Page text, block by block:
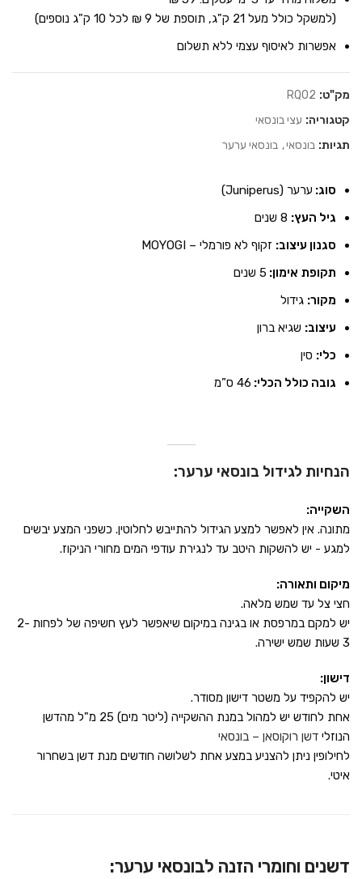
(למשקל כולל מעל 21 ק"ג, תוספת של 9 ₪ לכל 10 ק"ג נוספים)
אפשרות לאיסוף עצמי ללא תשלום
מק"ט: RQ02
קטגוריה: עצי בונסאי
תגיות: בונסאי, בונסאי ערער
סוג: ערער (Juniperus)
גיל העץ:
סגנון עיצוב: זקוף לא פורמלי – MOYOGI
תקופת אימון: 5 שנים
מקור: גידול
עיצוב: שגיא ברון
כלי: סין
גובה כולל הכלי: 46 ס”מ
הנחיות לגידול בונסאי ערער:
השקייה:
מתונה. אין לאפשר למצע הגידול להתייבש לחלוטין. כשפני המצע יבשים
למגע - יש להשקות היטב עד לנגירת עודפי המים מחורי הניקוז.
מיקום ותאורה:
חצי צל עד שמש מלאה.
יש למקם במרפסת או בגינה במיקום שיאפשר לעץ חשיפה של לפחות 2-
3 שעות שמש ישירה.
דישון:
יש להקפיד על משטר דישון מסודר.
אחת לחודש יש למהול במנת ההשקייה (ליטר מים) 25 מ"ל מהדשן
הנוזלי דשן רוקוסאן – בונסאי
לחילופין ניתן להצניע במצע אחת לשלושה חודשים מנת דשן בשחרור
איטי.
דשנים וחומרי הזנה לבונסאי ערער: